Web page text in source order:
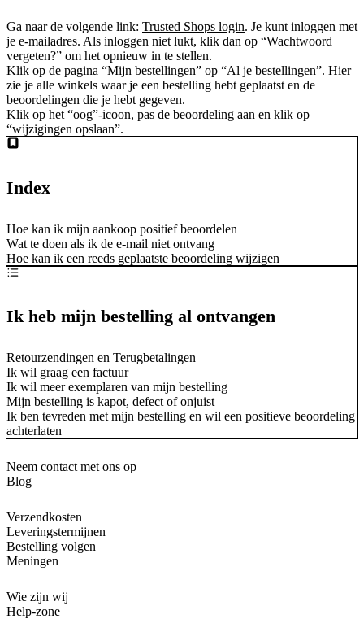
Ga naar de volgende link: Trusted Shops login. Je kunt inloggen met
je e-mailadres. Als inloggen niet lukt, klik dan op “Wachtwoord
vergeten?” om het opnieuw in te stellen.
Klik op de pagina “Mijn bestellingen” op “Al je bestellingen”. Hier
zie je alle winkels waar je een bestelling hebt geplaatst en de
beoordelingen die je hebt gegeven.
Klik op het “oog”-icoon, pas de beoordeling aan en klik op
“wijzigingen opslaan”.
Index
Hoe kan ik mijn aankoop positief beoordelen
Wat te doen als ik de e-mail niet ontvang
Hoe kan ik een reeds geplaatste beoordeling wijzigen
Ik heb mijn bestelling al ontvangen
Retourzendingen en Terugbetalingen
Ik wil graag een factuur
Ik wil meer exemplaren van mijn bestelling
Mijn bestelling is kapot, defect of onjuist
Ik ben tevreden met mijn bestelling en wil een positieve beoordeling
achterlaten
Neem contact met ons op
Blog
Verzendkosten
Leveringstermijnen
Bestelling volgen
Meningen
Wie zijn wij
Help-zone